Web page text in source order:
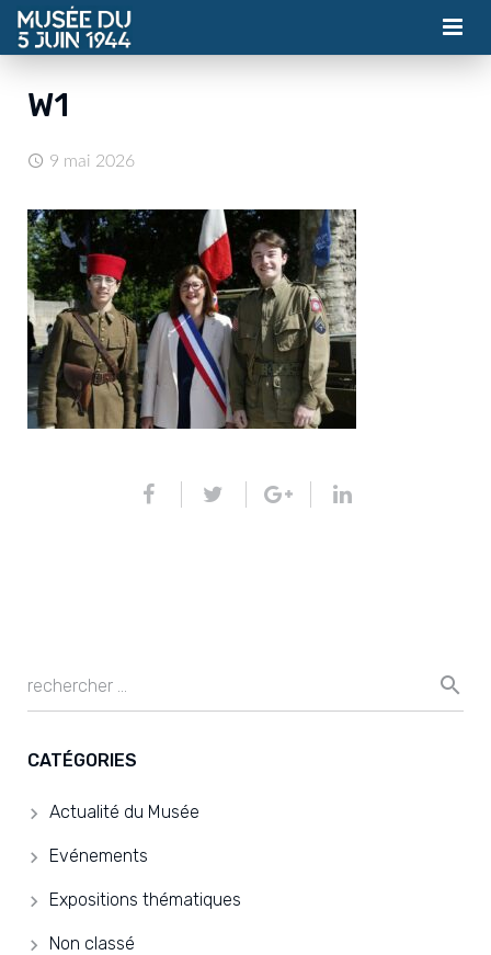
VISITES
CONTACT
BILLETTERIE
W1
9 mai 2026
CATÉGORIES
Actualité du Musée
Evénements
Expositions thématiques
Non classé